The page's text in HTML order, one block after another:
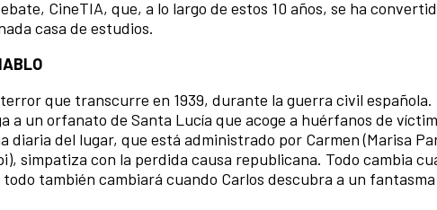
CineTIA, que, a lo largo de estos 10 años, se ha
casa de estudios.
que transcurre en 1939, durante la guerra civil española.
a un orfanato de Santa Lucía que acoge a huérfanos de
del lugar, que está administrado por Carmen (Marisa
simpatiza con la perdida causa republicana. Todo cambia
también cambiará cuando Carlos descubra a un